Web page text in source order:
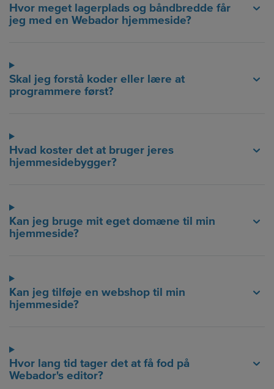
Hvor meget lagerplads og båndbredde får
jeg med en Webador hjemmeside?
Skal jeg forstå koder eller lære at
programmere først?
Hvad koster det at bruger jeres
hjemmesidebygger?
Kan jeg bruge mit eget domæne til min
hjemmeside?
Kan jeg tilføje en webshop til min
hjemmeside?
Hvor lang tid tager det at få fod på
Webador's editor?